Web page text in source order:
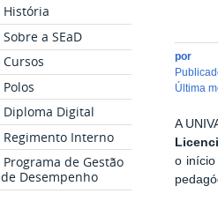
História
Sobre a SEaD
Cursos
Polos
Diploma Digital
Regimento Interno
Programa de Gestão
de Desempenho
por
última
A
o início